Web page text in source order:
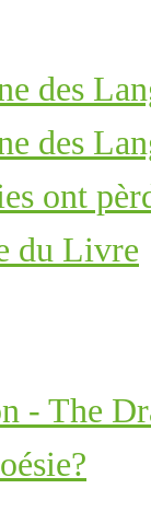
des
des
ont
du Livre
- The